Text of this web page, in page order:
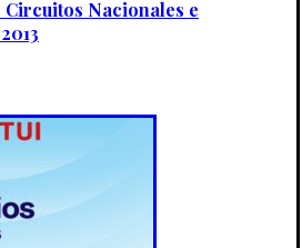
Circuitos Nacionales e